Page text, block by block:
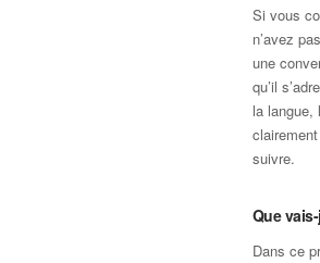
Si vous
n’avez
une
qu’il
la langue,
suivre.
Que
Dans ce